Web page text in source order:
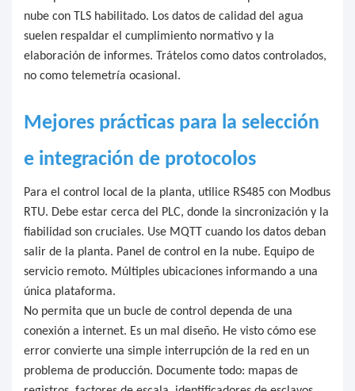
nube con TLS habilitado. Los datos de calidad del agua
suelen respaldar el cumplimiento normativo y la
elaboración de informes. Trátelos como datos controlados,
no como telemetría ocasional.
Mejores prácticas para la selección
e integración de protocolos
Para el control local de la planta, utilice RS485 con Modbus
RTU. Debe estar cerca del PLC, donde la sincronización y la
fiabilidad son cruciales. Use MQTT cuando los datos deban
salir de la planta. Panel de control en la nube. Equipo de
servicio remoto. Múltiples ubicaciones informando a una
única plataforma.
No permita que un bucle de control dependa de una
conexión a internet. Es un mal diseño. He visto cómo ese
error convierte una simple interrupción de la red en un
problema de producción. Documente todo: mapas de